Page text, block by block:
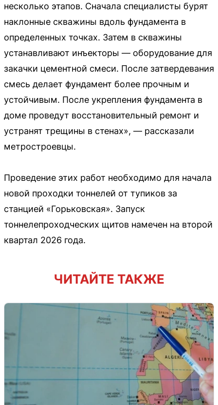
несколько этапов. Сначала специалисты бурят
наклонные скважины вдоль фундамента в
определенных точках. Затем в скважины
устанавливают инъекторы — оборудование для
закачки цементной смеси. После затвердевания
смесь делает фундамент более прочным и
устойчивым. После укрепления фундамента в
доме проведут восстановительный ремонт и
устранят трещины в стенах», — рассказали
метростроевцы.
Проведение этих работ необходимо для начала
новой проходки тоннелей от тупиков за
станцией «Горьковская». Запуск
тоннелепроходческих щитов намечен на второй
квартал 2026 года.
ЧИТАЙТЕ ТАКЖЕ